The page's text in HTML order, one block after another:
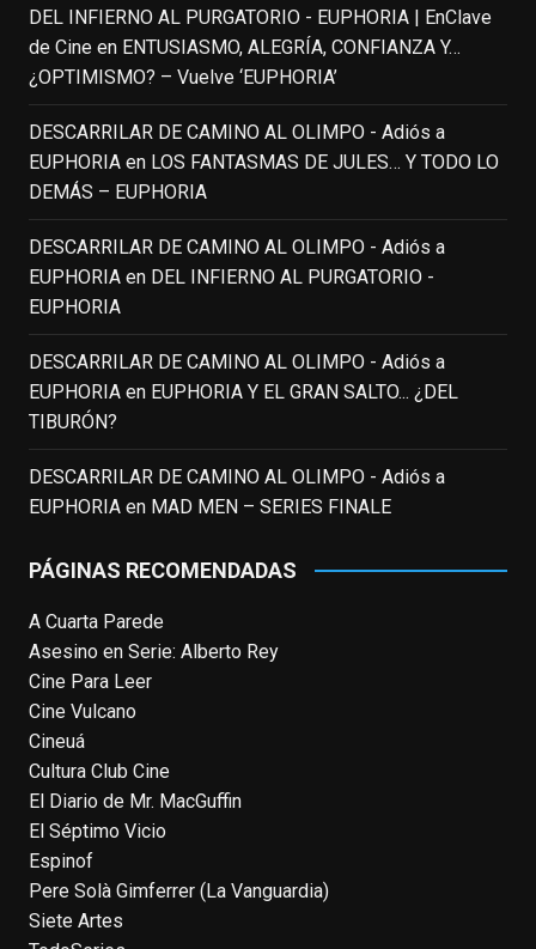
When this happens, it's usually because
the owner only shared it with a small
group of people, changed who can see it
or it's been deleted.
View on Facebook · Share
EnClave de Cine
3 weeks ago
Fallece a los 78 años el actor
neozelandés Sam Neill. Aunque empezó a
como el espía #Reillyen la miniserie
homónima (por la que se llevó su primera
nominación al Emmy), su verdadera
relevancia internacional le llegó en los
noventa gracias a#ParqueJurásico
Emmy y al ...
Photo
View on Facebook · Share
4 weeks ago
Hoy cumple 70 años Tom Hanks, uno de
los actores más aclamados, versátiles y
queridos de las últimas décadas, ganador
de dos Oscar (consecutivos). Es difícil
escoger sus mejores interpretaciones, pero
DEL INFIERNO AL PURGATORIO - EUPHORIA | EnClave
de Cineen ENTUSIASMO, ALEGRÍA, CONFIANZA Y…
¿OPTIMISMO? – Vuelve ‘EUPHORIA’
DESCARRILAR DE CAMINO AL OLIMPO - Adiós a
EUPHORIAen LOS FANTASMAS DE JULES… Y TODO LO
DEMÁS – EUPHORIA
DESCARRILAR DE CAMINO AL OLIMPO - Adiós a
EUPHORIAen DEL INFIERNO AL PURGATORIO -
EUPHORIA
DESCARRILAR DE CAMINO AL OLIMPO - Adiós a
EUPHORIAen EUPHORIA Y EL GRAN SALTO... ¿DEL
TIBURÓN?
DESCARRILAR DE CAMINO AL OLIMPO - Adiós a
EUPHORIAen MAD MEN – SERIES FINALE
PÁGINAS RECOMENDADAS
A Cuarta Parede
Asesino en Serie: Alberto Rey
Cine Para Leer
Cine Vulcano
Cineuá
Cultura Club Cine
El Diario de Mr. MacGuffin
El Séptimo Vicio
Espinof
Pere Solà Gimferrer (La Vanguardia)
Siete Artes